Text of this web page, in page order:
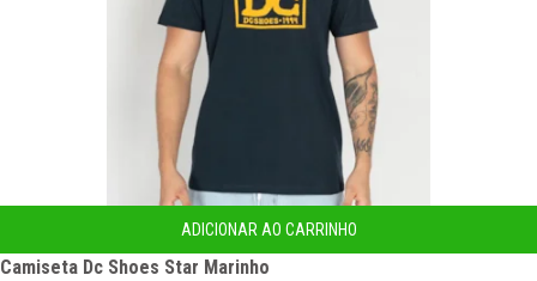
ADICIONAR AO CARRINHO
Camiseta Dc Shoes Star Marinho